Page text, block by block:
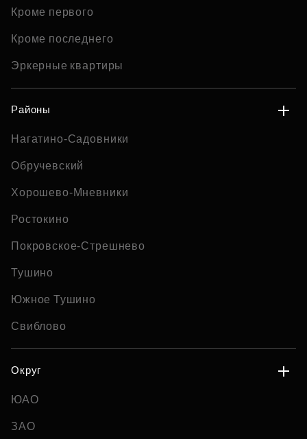
Кроме первого
Кроме последнего
Эркерные квартиры
Районы
Нагатино-Садовники
Обручевский
Хорошево-Мневники
Ростокино
Покровское-Стрешнево
Тушино
Южное Тушино
Свиблово
Округ
ЮАО
ЗАО